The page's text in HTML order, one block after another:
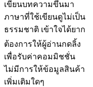
เขียนบทความขึ้นมา
ภาษาที่ใช้เขียนดูไม่เป็น
ธรรมชาติ เข้าใจได้ยาก
ต้องการให้ผู้อ่านกดลิ้ง
เพื่อรับค่าคอมมิชชั่น
ไม่มีการให้ข้อมูลสินค้า
เพิ่มเติมใดๆ